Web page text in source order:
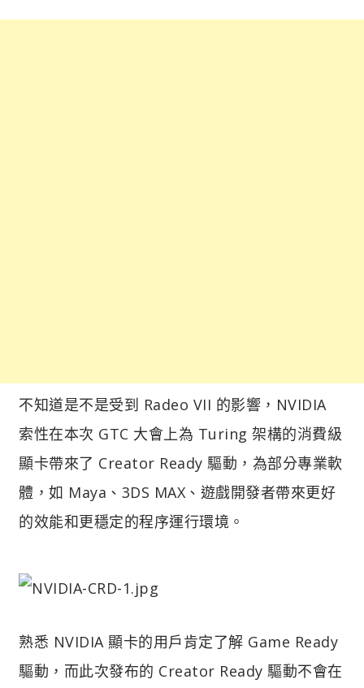
不知道是不是受到 Radeo VII 的影響，NVIDIA
索性在本次 GTC 大會上為 Turing 架構的消費級
顯卡帶來了 Creator Ready 驅動，為部分專業軟
體，如 Maya、3DS MAX、遊戲開發者帶來更好
的效能和更穩定的程序運行環境。
熟悉 NVIDIA 顯卡的用戶肯定了解 Game Ready
驅動，而此次發布的 Creator Ready 驅動不會在